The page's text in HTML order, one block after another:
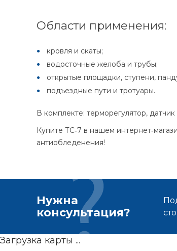
Области применения:
кровля и скаты;
водосточные желоба и трубы;
открытые площадки, ступени,
подъездные пути и тротуары.
В комплекте: терморегулятор,
Купите ТС‑7 в нашем
антиобледенения!
Нужна
консультация?
Загрузка карты ...